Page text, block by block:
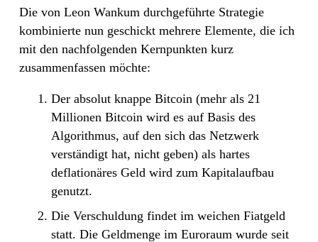
Die von Leon Wankum durchgeführte Strategie
kombinierte nun geschickt mehrere Elemente, die ich
mit den nachfolgenden Kernpunkten kurz
zusammenfassen möchte:
Der absolut knappe Bitcoin (mehr als 21
Millionen Bitcoin wird es auf Basis des
Algorithmus, auf den sich das Netzwerk
verständigt hat, nicht geben) als hartes
deflationäres Geld wird zum Kapitalaufbau
genutzt.
Die Verschuldung findet im weichen Fiatgeld
statt. Die Geldmenge im Euroraum wurde seit